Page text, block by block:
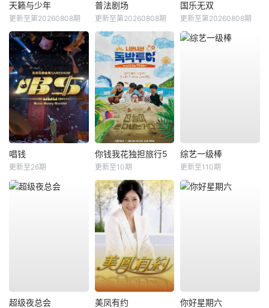
天籁与少年
更新至第20260808期
普法剧场
更新至第20260808期
国乐无双
更新至第20260808期
唱钱
更新至26期
你钱我花独担旅行5
更新至10期
综艺一级棒
更新至110期
超级夜总会 美凤有约 你好星期六